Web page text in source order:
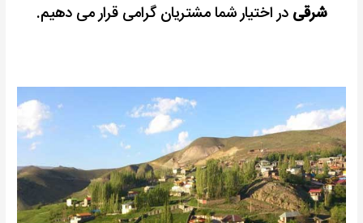
شرقی در اختیار شما مشتریان گرامی قرار می دهیم.